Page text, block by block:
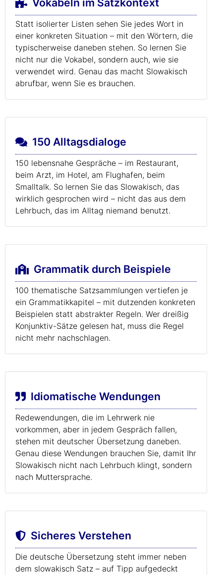
Vokabeln im Satzkontext
Statt isolierter Listen sehen Sie jedes Wort in
einer konkreten Situation – mit den Wörtern, die
typischerweise daneben stehen. So lernen Sie
nicht nur die Vokabel, sondern auch, wie sie
verwendet wird. Genau das macht Slowakisch
abrufbar, wenn Sie es brauchen.
150 Alltagsdialoge
150 lebensnahe Gespräche – im Restaurant,
beim Arzt, im Hotel, am Flughafen, beim
Smalltalk. So lernen Sie das Slowakisch, das
wirklich gesprochen wird – nicht das aus dem
Lehrbuch, das im Alltag niemand benutzt.
Grammatik durch Beispiele
100 thematische Satzsammlungen vertiefen je
ein Grammatikkapitel – mit dutzenden konkreten
Beispielen statt abstrakter Regeln. Wer dreißig
Konjunktiv-Sätze gelesen hat, muss die Regel
nicht mehr nachschlagen.
Idiomatische Wendungen
Redewendungen, die im Lehrwerk nie
vorkommen, aber in jedem Gespräch fallen,
stehen mit deutscher Übersetzung daneben.
Genau diese Wendungen brauchen Sie, damit Ihr
Slowakisch nicht nach Lehrbuch klingt, sondern
nach Muttersprache.
Sicheres Verstehen
Die deutsche Übersetzung steht immer neben
dem slowakisch Satz – auf Tipp aufgedeckt